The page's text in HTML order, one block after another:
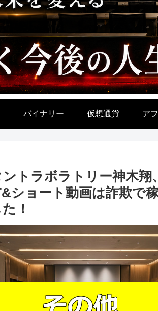
バイナリー 仮想通貨 ア
トラボラトリー神木翔
ショート動画は詐欺で
！